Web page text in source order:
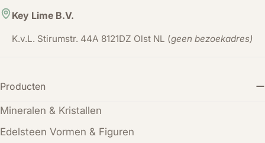
Key Lime B.V.
K.v.L. Stirumstr. 44A 8121DZ Olst NL (geen bezoekadres)
Producten
Mineralen & Kristallen
Edelsteen Vormen & Figuren